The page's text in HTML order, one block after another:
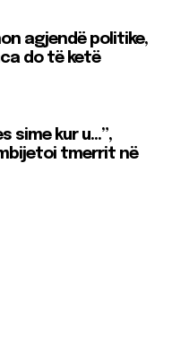
agjendë politike,
do të ketë
sime kur u…”,
tmerrit në